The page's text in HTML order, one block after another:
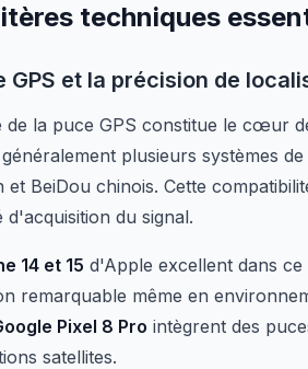
techniques
GPS et la précision de
de la puce GPS constitue le cœur
plusieurs systèmes
et BeiDou chinois. Cette
d'acquisition du signal.
14 et 15 d'Apple excellent dans
remarquable même en
Pixel 8 Pro intègrent des
satellites.